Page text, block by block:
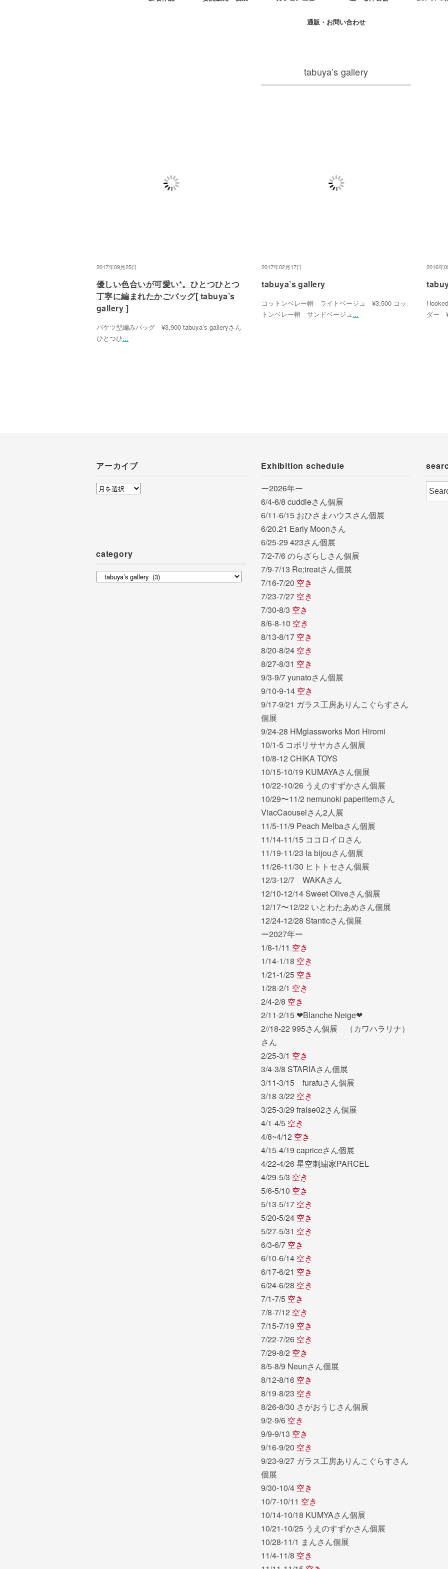
通販・お問い合わせ
tabuya’s gallery
2017年09月25日
優しい色合いが可愛い*。ひとつひとつ
丁寧に編まれたかごバッグ[ tabuya’s
gallery ]
バケツ型編みバッグ ¥3,900 tabuya’s galleryさん
ひとつひ...
2017年02月17日
tabuya’s gallery
コットンベレー帽 ライトベージュ ¥3,500 コッ
トンベレー帽 サンドベージュ ...
2016年
ダー
アーカイブ
ア
category
category
Exhibition schedule
ー2026年ー
6/4-6/8 cuddleさん個展
6/11-6/15 おひさまハウスさん個展
6/20.21 Early Moonさん
6/25-29 423さん個展
7/2-7/6 のらざらしさん個展
7/9-7/13 Re;treatさん個展
7/16-7/20 空き
7/23-7/27 空き
7/30-8/3 空き
8/6-8-10 空き
8/13-8/17 空き
8/20-8/24 空き
8/27-8/31 空き
9/3-9/7 yunatoさん個展
9/10-9-14 空き
9/17-9/21 ガラス工房ありんこぐらすさん
個展
9/24-28 HMglassworks Mori Hiromi
10/1-5 コボリサヤカさん個展
10/8-12 CHIKA TOYS
10/15-10/19 KUMAYAさん個展
10/22-10/26 うえのすずかさん個展
10/29〜11/2 nemunoki paperitemさん
ViacCaouselさん2人展
11/5-11/9 Peach Melbaさん個展
11/14-11/15 ココロイロさん
11/19-11/23 la bijouさん個展
11/26-11/30 ヒトトセさん個展
12/3-12/7 WAKAさん
12/10-12/14 Sweet Oliveさん個展
12/17〜12/22 いとわたあめさん個展
12/24-12/28 Stanticさん個展
ー2027年ー
1/8-1/11 空き
1/14-1/18 空き
1/21-1/25 空き
1/28-2/1 空き
2/4-2/8 空き
2/11-2/15 ❤︎Blanche Neige❤︎
2//18-22 995さん個展 （カワハラリナ）
さん
2/25-3/1 空き
3/4-3/8 STARIAさん個展
3/11-3/15 furafuさん個展
3/18-3/22 空き
3/25-3/29 fraise02さん個展
4/1-4/5 空き
4/8~4/12 空き
4/15-4/19 capriceさん個展
4/22-4/26 星空刺繍家PARCEL
4/29-5/3 空き
5/6-5/10 空き
5/13-5/17 空き
5/20-5/24 空き
5/27-5/31 空き
6/3-6/7 空き
6/10-6/14 空き
6/17-6/21 空き
6/24-6/28 空き
7/1-7/5 空き
7/8-7/12 空き
7/15-7/19 空き
7/22-7/26 空き
7/29-8/2 空き
8/5-8/9 Neunさん個展
8/12-8/16 空き
8/19-8/23 空き
8/26-8/30 さがおうじさん個展
9/2-9/6 空き
9/9-9/13 空き
9/16-9/20 空き
9/23-9/27 ガラス工房ありんこぐらすさん
個展
9/30-10/4 空き
10/7-10/11 空き
10/14-10/18 KUMYAさん個展
10/21-10/25 うえのすずかさん個展
10/28-11/1 まんさん個展
11/4-11/8 空き